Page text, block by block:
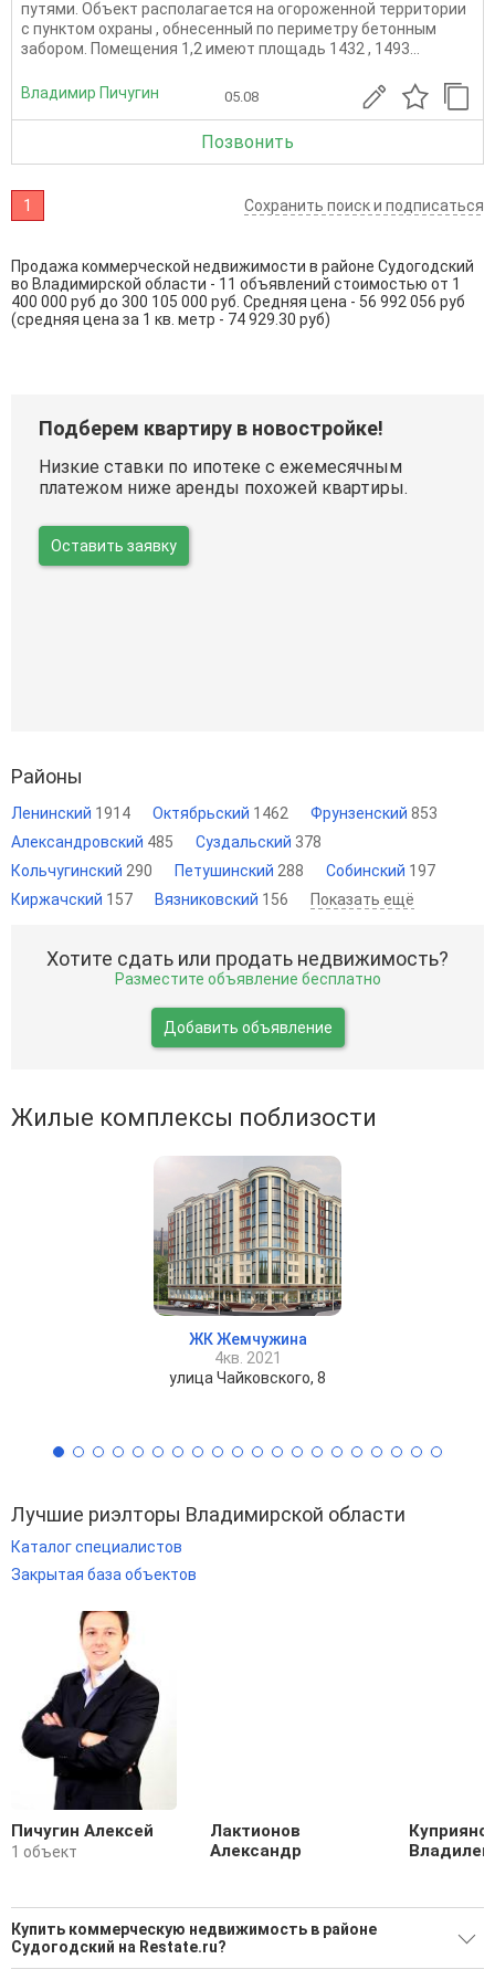
путями. Объект располагается на огороженной территории
с пунктом охраны , обнесенный по периметру бетонным
забором. Помещения 1,2 имеют площадь 1432 , 1493...
Владимир Пичугин 05.08
Позвонить
1 Сохранить поиск и подписаться
Продажа коммерческой недвижимости в районе Судогодский
во Владимирской области - 11 объявлений стоимостью от 1
400 000 руб до 300 105 000 руб. Средняя цена - 56 992 056 руб
(средняя цена за 1 кв. метр - 74 929.30 руб)
Подберем квартиру в новостройке!
Низкие ставки по ипотеке с ежемесячным
платежом ниже аренды похожей квартиры.
Оставить заявку
Районы
Ленинский 1914 Октябрьский 1462 Фрунзенский 853
Александровский 485 Суздальский 378
Кольчугинский 290 Петушинский 288 Собинский 197
Киржачский 157 Вязниковский 156 Показать ещё
Хотите сдать или продать недвижимость?
Разместите объявление бесплатно
Добавить объявление
Жилые комплексы поблизости
ЖК Жемчужина
4кв. 2021
улица Чайковского, 8
Лучшие риэлторы Владимирской области
Каталог специалистов
Закрытая база объектов
Пичугин Алексей
1 объект
Лактионов
Александр
Купить коммерческую недвижимость в районе
Судогодский на Restate.ru?